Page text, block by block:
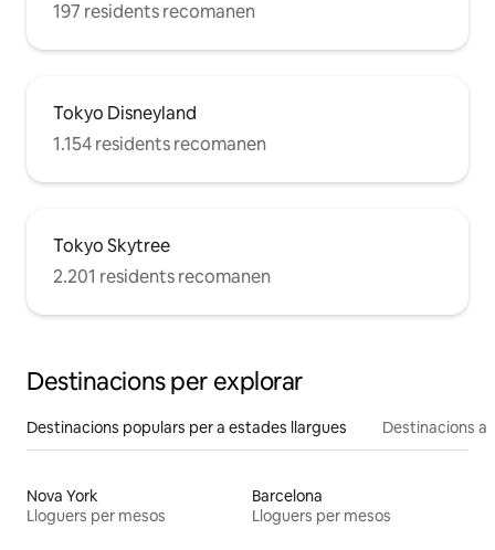
197 residents recomanen
Tokyo Disneyland
1.154 residents recomanen
Tokyo Skytree
2.201 residents recomanen
Destinacions per explorar
Destinacions populars per a estades llargues Destinacions a
Nova York
Lloguers per mesos
Barcelona
Lloguers per mesos